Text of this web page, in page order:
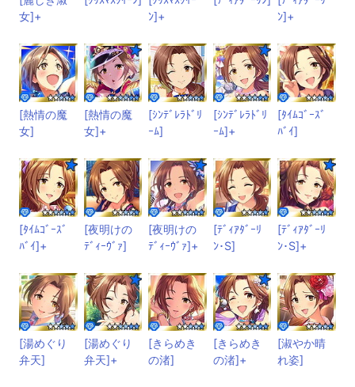
女]+
ﾝ]+
ﾝ]+
[熱情の魔
女]
[熱情の魔
女]+
[ｼﾝﾃﾞﾚﾗﾄﾞﾘ
ｰﾑ]
[ｼﾝﾃﾞﾚﾗﾄﾞﾘ
ｰﾑ]+
[ﾀｲﾑｺﾞｰｽﾞ
ﾊﾞｲ]
[ﾀｲﾑｺﾞｰｽﾞ
ﾊﾞｲ]+
[夜明けの
ﾃﾞｨｰｳﾞｧ]
[夜明けの
ﾃﾞｨｰｳﾞｧ]+
[ﾃﾞｨｱﾀﾞｰﾘ
ﾝ･S]
[ﾃﾞｨｱﾀﾞｰﾘ
ﾝ･S]+
[湯めぐり
弁天]
[湯めぐり
弁天]+
[きらめき
の渚]
[きらめき
の渚]+
[淑やか晴
れ姿]